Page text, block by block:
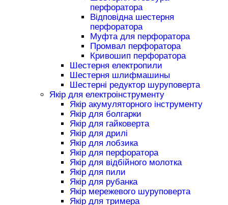
перфоратора
Відповідна шестерня
перфоратора
Муфта для перфоратора
Промвал перфоратора
Кривошип перфоратора
Шестерня електропили
Шестерня шлифмашины
Шестерні редуктор шуруповерта
Якір для електроінструменту
Якір акумуляторного інструменту
Якір для болгарки
Якір для гайковерта
Якір для дрилі
Якір для лобзика
Якір для перфоратора
Якір для відбійного молотка
Якір для пили
Якір для рубанка
Якір мережевого шуруповерта
Якір для тримера